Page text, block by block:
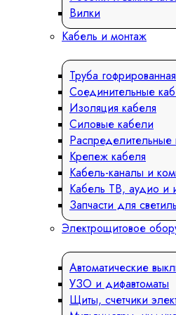
Вилки
Кабель и монтаж
Труба
Соединительные
Изоляция кабеля
Силовые кабели
Крепеж кабеля
Кабель-каналы и
Кабель ТВ, аудио и
Запчасти для
Электрощитовое
Автоматические
УЗО и дифавтоматы
Щиты, счетчики